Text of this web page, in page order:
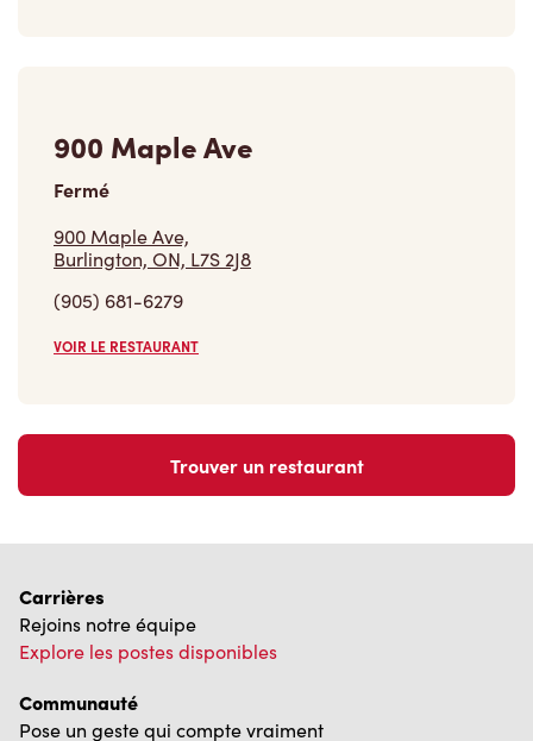
Fermé
900 Maple Ave,
Burlington, ON, L7S 2J8
(905) 681-6279
VOIR LE RESTAURANT
Trouver un restaurant
Rejoins notre équipe
Explore les postes disponibles
Communauté
Pose un geste qui compte vraiment
En savoir plus